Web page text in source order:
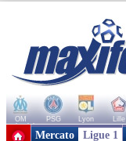
OM PSG Lyon Lille
+ de clubs
Mercato Ligue 1